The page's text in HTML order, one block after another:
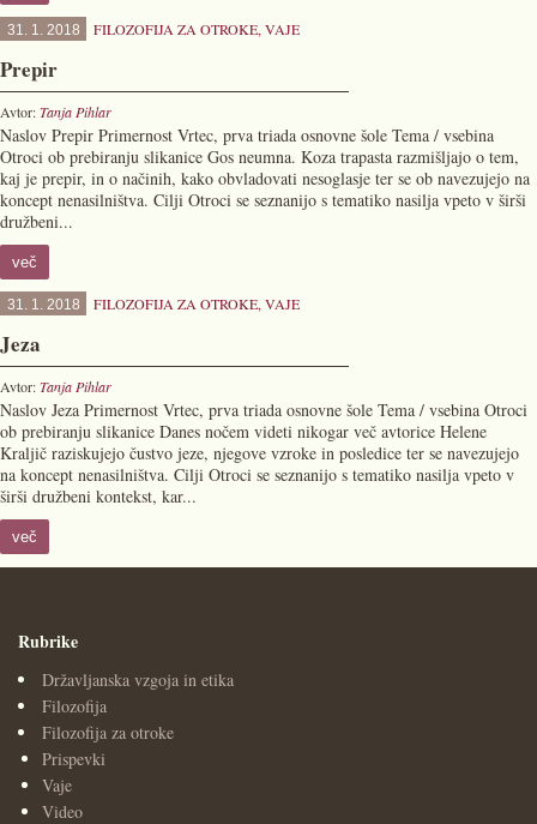
31. 1. 2018 FILOZOFIJA ZA OTROKE, VAJE
Prepir
Avtor:Tanja Pihlar
Naslov Prepir Primernost Vrtec, prva triada osnovne šole Tema / vsebina
Otroci ob prebiranju slikanice Gos neumna. Koza trapasta razmišljajo o tem,
kaj je prepir, in o načinih, kako obvladovati nesoglasje ter se ob navezujejo na
koncept nenasilništva. Cilji Otroci se seznanijo s tematiko nasilja vpeto v širši
družbeni...
več
31. 1. 2018 FILOZOFIJA ZA OTROKE, VAJE
Jeza
Avtor:Tanja Pihlar
Naslov Jeza Primernost Vrtec, prva triada osnovne šole Tema / vsebina Otroci
ob prebiranju slikanice Danes nočem videti nikogar več avtorice Helene
Kraljič raziskujejo čustvo jeze, njegove vzroke in posledice ter se navezujejo
na koncept nenasilništva. Cilji Otroci se seznanijo s tematiko nasilja vpeto v
širši družbeni kontekst, kar...
več
Rubrike
Državljanska vzgoja in etika
Filozofija
Filozofija za otroke
Prispevki
Vaje
Video